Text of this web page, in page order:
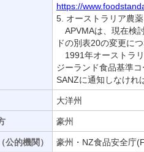
https://
5. オーストラリア農
APVMAは、現在検
ドの別表20の変更に
1991年オーストラリ
ジーランド食品基準
SANZに通知しなけれ
大洋州
豪州
公的機関） 豪州・NZ食品安全庁